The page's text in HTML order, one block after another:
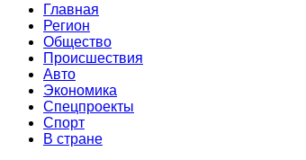
Главная
Регион
Общество
Происшествия
Авто
Экономика
Спецпроекты
Cпорт
В стране